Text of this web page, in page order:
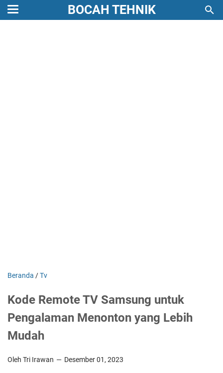
BOCAH TEHNIK
Beranda /Tv
Kode Remote TV Samsung untuk
Pengalaman Menonton yang Lebih
Mudah
Oleh Tri Irawan Desember 01, 2023